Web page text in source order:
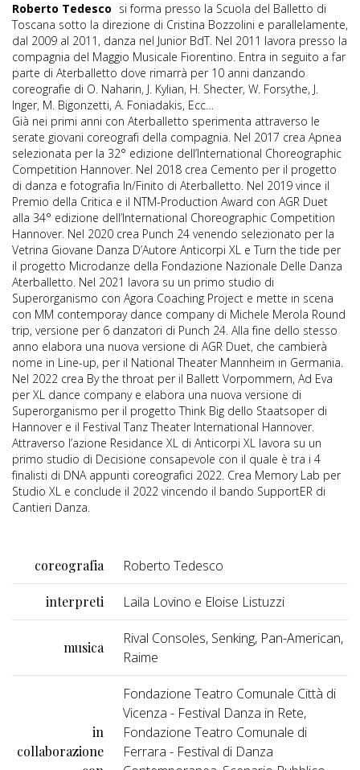
Roberto Tedesco si forma presso la Scuola del Balletto di
Toscana sotto la direzione di Cristina Bozzolini e parallelamente,
dal 2009 al 2011, danza nel Junior BdT. Nel 2011 lavora presso la
compagnia del Maggio Musicale Fiorentino. Entra in seguito a far
parte di Aterballetto dove rimarrà per 10 anni danzando
coreografie di O. Naharin, J. Kylian, H. Shecter, W. Forsythe, J.
Inger, M. Bigonzetti, A. Foniadakis, Ecc…
Già nei primi anni con Aterballetto sperimenta attraverso le
serate giovani coreografi della compagnia. Nel 2017 crea Apnea
selezionata per la 32° edizione dell’International Choreographic
Competition Hannover. Nel 2018 crea Cemento per il progetto
di danza e fotografia In/Finito di Aterballetto. Nel 2019 vince il
Premio della Critica e il NTM-Production Award con AGR Duet
alla 34° edizione dell’International Choreographic Competition
Hannover. Nel 2020 crea Punch 24 venendo selezionato per la
Vetrina Giovane Danza D’Autore Anticorpi XL e Turn the tide per
il progetto Microdanze della Fondazione Nazionale Delle Danza
Aterballetto. Nel 2021 lavora su un primo studio di
Superorganismo con Agora Coaching Project e mette in scena
con MM contemporay dance company di Michele Merola Round
trip, versione per 6 danzatori di Punch 24. Alla fine dello stesso
anno elabora una nuova versione di AGR Duet, che cambierà
nome in Line-up, per il National Theater Mannheim in Germania.
Nel 2022 crea By the throat per il Ballett Vorpommern, Ad Eva
per XL dance company e elabora una nuova versione di
Superorganismo per il progetto Think Big dello Staatsoper di
Hannover e il Festival Tanz Theater International Hannover.
Attraverso l’azione Residance XL di Anticorpi XL lavora su un
primo studio di Decisione consapevole con il quale è tra i 4
finalisti di DNA appunti coreografici 2022. Crea Memory Lab per
Studio XL e conclude il 2022 vincendo il bando SupportER di
Cantieri Danza.
coreografia Roberto Tedesco
interpreti Laila Lovino e Eloise Listuzzi
musica
Rival Consoles, Senking, Pan-American,
Raime
in
collaborazione
Fondazione Teatro Comunale Città di
Vicenza - Festival Danza in Rete,
Fondazione Teatro Comunale di
Ferrara - Festival di Danza